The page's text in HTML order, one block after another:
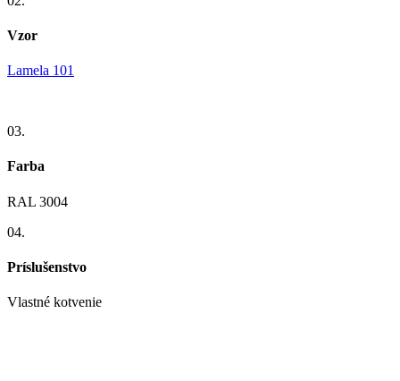
Vzor
Lamela 101
03.
Farba
RAL 3004
04.
Príslušenstvo
Vlastné kotvenie